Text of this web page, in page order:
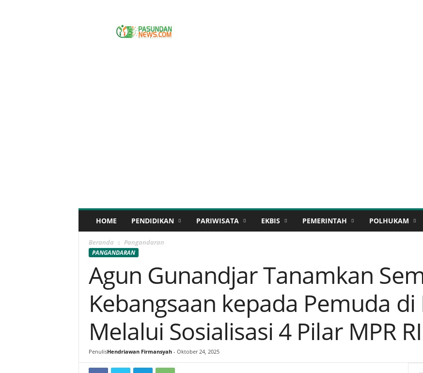
HOME PENDIDIKAN PARIWISATA EKBIS PEMERINTAH POLHUKAM
Beranda Pangandaran
PANGANDARAN
Agun Gunandjar Tanamkan
Kebangsaan kepada Pemuda
Melalui Sosialisasi 4 Pilar MPR RI
PenulisHendriawan Firmansyah- Oktober 24, 2025